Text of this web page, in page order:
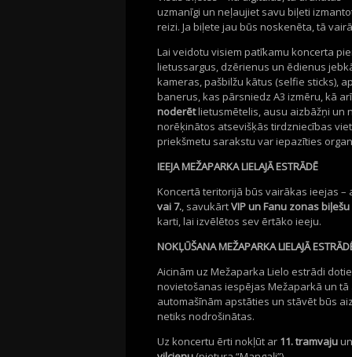
uzmanīgi un neļaujiet savu biļeti
reizi. Ja biļete jau būs noskenēta, tā
Lai veidotu visiem patīkamu koncerta
lietussargus, dzērienus un ēdienus
kameras, pašbilžu kātus (selfie sticks),
banerus, kas pārsniedz A3 izmēru, kā
noderētlietusmētelis, ausu aizbāžņi un
norēķinātos atsevišķās tirdzniecības
priekšmetu sarakstu var iepazīties
IEEJA MEŽAPARKA LIELAJĀ ESTRĀDĒ
Koncertā teritorijā būs vairākas ieejas
vai 7., savukārtVIP un Fanu zonas
karti, lai izvēlētos sev ērtāko ieeju.
NOKĻŪŠANA MEŽAPARKA LIELAJĀ
Aicinām uz Mežaparka Lielo estrādi
novietošanas iespējas Mežaparkā un
automašīnām apstāties un stāvēt būs
netiks nodrošinātas.
Uz koncertu ērti nokļūt ar 11. tramvaju